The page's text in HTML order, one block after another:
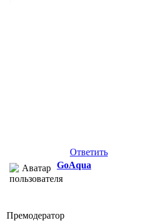
Ответить
GoAqua
Премодератор